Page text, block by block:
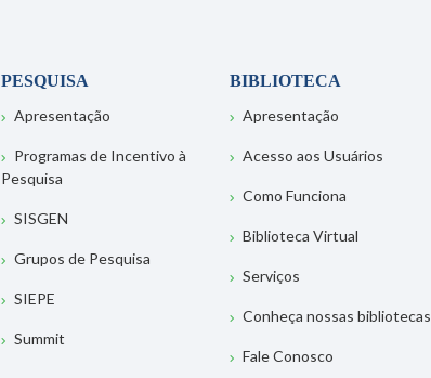
PESQUISA
Apresentação
Programas de Incentivo à
Pesquisa
SISGEN
Grupos de Pesquisa
SIEPE
Summit
BIBLIOTECA
Apresentação
Acesso aos Usuários
Como Funciona
Biblioteca Virtual
Serviços
Conheça nossas bibliotecas
Fale Conosco